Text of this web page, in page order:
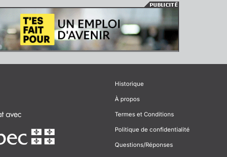
Historique
À propos
Termes et Conditions
Politique de confidentialité
Questions/Réponses